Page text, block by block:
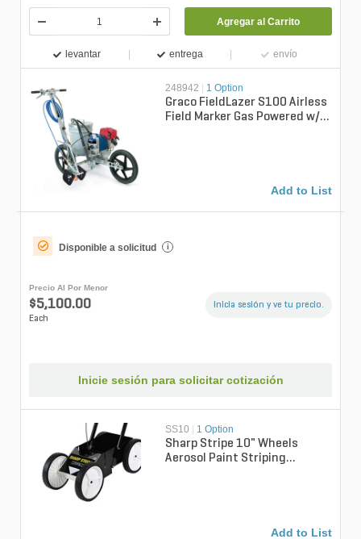
Agregar al Carrito
levantar entrega envío
248942 | 1 Option
Graco FieldLazer S100 Airless
Field Marker Gas Powered w/
Add to List
Disponible a solicitud i
Precio Al Por Menor
$5,100.00
Each
Inicia sesión y ve tu precio.
Inicie sesión para solicitar cotización
SS10 1 Option
Sharp Stripe 10" Wheels
Aerosol Paint Striping
Add to List